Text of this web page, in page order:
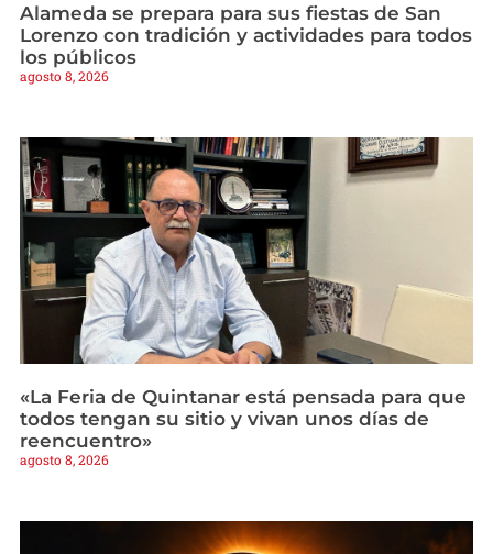
Alameda se prepara para sus fiestas de San
Lorenzo con tradición y actividades para todos
los públicos
agosto 8, 2026
«La Feria de Quintanar está pensada para que
todos tengan su sitio y vivan unos días de
reencuentro»
agosto 8, 2026